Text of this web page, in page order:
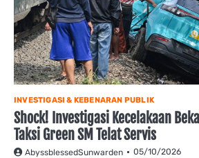
INVESTIGASI & KEBENARAN PUBLIK
Shock! Investigasi Kecelakaan
Taksi Green SM Telat Servis
AbyssblessedSunwarden 05/10/2026